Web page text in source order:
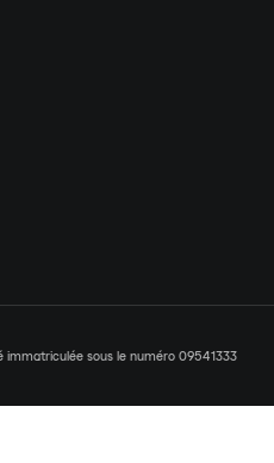
immatriculée sous le numéro 09541333